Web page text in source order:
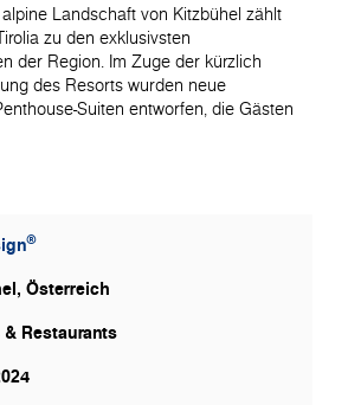
Landschaft von Kitzbühel zählt
zu den exklusivsten
der Region. Im Zuge der kürzlich
des Resorts wurden neue
Suiten entworfen, die Gästen
– durch großzügige
Elementen und schafft so Räume,
spielen dabei eine
Funktionalität der Innenräume
®
Österreich
Restaurants